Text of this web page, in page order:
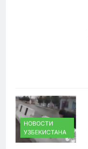
НОВОСТИ
УЗБЕКИСТАНА